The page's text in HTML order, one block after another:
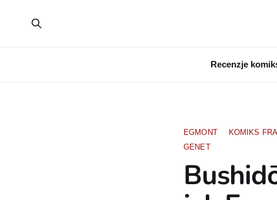
Recenzje
EGMONT KOMIKS
GENET